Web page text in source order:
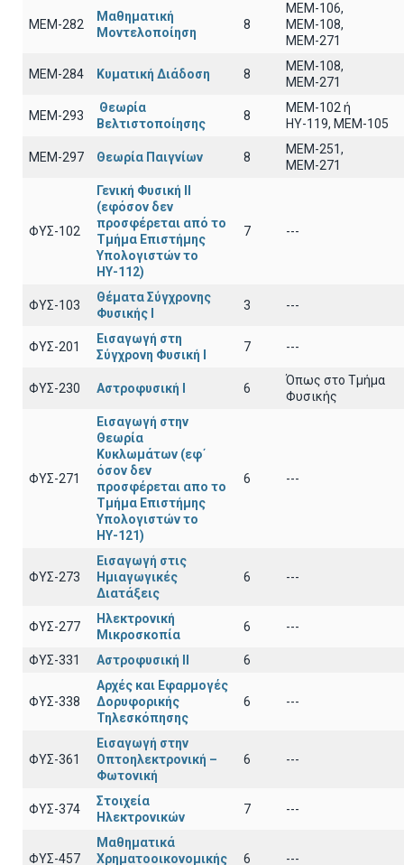
ΜΕΜ-282
Μαθηματική
Μοντελοποίηση
8
ΜΕΜ-106,
ΜΕΜ-108,
ΜΕΜ-271
ΜΕΜ-284 Κυματική Διάδοση 8
ΜΕΜ-108,
ΜΕΜ-271
ΜΕΜ-293
Θεωρία
Βελτιστοποίησης
8
ΜΕΜ-102 ή
ΗΥ-119, ΜΕΜ-105
ΜΕΜ-297 Θεωρία Παιγνίων 8
ΜΕΜ-251,
ΜΕΜ-271
ΦΥΣ-102
Γενική Φυσική ΙΙ
(εφόσον δεν
προσφέρεται από το
Τμήμα Επιστήμης
Υπολογιστών το
ΗΥ-112)
7 ---
ΦΥΣ-103
Θέματα Σύγχρονης
Φυσικής Ι
3 ---
ΦΥΣ-201
Εισαγωγή στη
Σύγχρονη Φυσική Ι
7 ---
ΦΥΣ-230 Αστροφυσική Ι 6
Όπως στο Τμήμα
Φυσικής
ΦΥΣ-271
Εισαγωγή στην
Θεωρία
Κυκλωμάτων (εφ΄
όσον δεν
προσφέρεται απο το
Τμήμα Επιστήμης
Υπολογιστών το
ΗΥ-121)
6 ---
ΦΥΣ-273
Εισαγωγή στις
Ημιαγωγικές
Διατάξεις
6 ---
ΦΥΣ-277
Ηλεκτρονική
Μικροσκοπία
6 ---
ΦΥΣ-331 Αστροφυσική ΙΙ 6
ΦΥΣ-338
Αρχές και Εφαρμογές
Δορυφορικής
Τηλεσκόπησης
6 ---
ΦΥΣ-361
Εισαγωγή στην
Οπτοηλεκτρονική –
Φωτονική
6 ---
ΦΥΣ-374
Στοιχεία
Ηλεκτρονικών
7 ---
ΦΥΣ-457
Μαθηματικά
Χρηματοοικονομικής
6 ---